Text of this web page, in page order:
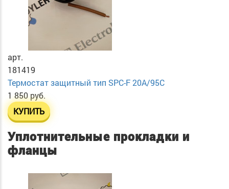
арт.
181419
Термостат защитный тип SPC-F 20A/95C
1 850 руб.
КУПИТЬ
Уплотнительные прокладки и
фланцы